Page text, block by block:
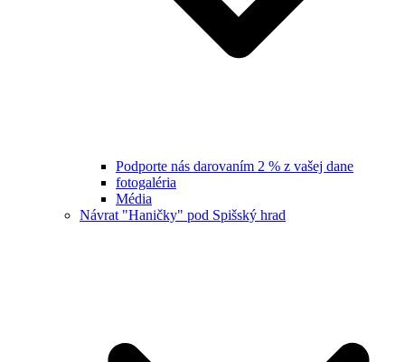
Podporte nás darovaním 2 % z vašej dane
fotogaléria
Média
Návrat "Haničky" pod Spišský hrad